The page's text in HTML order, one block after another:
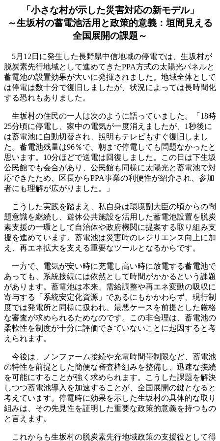
「小さな村が示した災害対応の新モデル」
～生坂村の蓄電池活用と政策的意義：垣間見える
全国展開の課題～
5月12日に発生した長野県中信地域の停電では、生坂村が
脱炭素先行地域として進めてきたPPA方式の太陽光パネルと
蓄電池の設置効果が大いに発揮されました。地域全体として
は停電は数十分で復旧しましたが、状況によっては長時間化
する恐れもありました。
生坂村の住民の一人は次のように語っていました。「18時
25分頃に停電し、家中の電気が一度消えましたが、1秒後に
は蓄電池に自動切替され、照明もテレビもすぐ復旧しまし
た。蓄電池残量は96％で、朝まで停電しても問題なかったと
思います。10分ほどで送電は回復しました。この日は下生坂
公民館でも会合があり、公民館も同様に太陽光と蓄電池で対
応できたため、区長からPPA事業の利便性が紹介され、参加
者にも理解が広がりました。」
こうした実践を踏まえ、私自身は環境副大臣の頃からの問
題意識を継続し、遊休公共施設を活用した蓄電池設置を脱炭
素支援の一環として自治体や政府機関に提案する取り組み支
援を進めています。蓄電池は災害時のレジリエンス向上に加
え、再エネ拡大を支える重要なツールとなるからです。
一方で、電気が安い時に充電し高い時に放電する蓄電池で
あっても、系統接続には依然として時間がかかるという課題
があります。蓄電池は本来、需給調整や再エネ変動の吸収に
寄与する「系統安定化資源」であるにもかかわらず、現行制
度では発電所と同様に扱われ、最悪ケースを前提とした厳格
な審査が求められるためなのです。この非合理は、蓄電池の
柔軟性を制度が十分に評価できていないことに起因すると考
えられます。
今後は、ノンファーム接続や充電時間帯制限など、蓄電池
の特性を前提とした簡便な審査枠組みを整備し、迅速な接続
を可能にすることが強く求められます。こうした課題を解決
しつつ蓄電池導入を加速することが、全国展開の鍵となると
考えています。停電時に効果を示した生坂村の具体的な取り
組みは、その先見性を証明した重要な政策的意義を持つもの
と言えます。
これからも生坂村の脱炭素先行地域政策の支援役として得